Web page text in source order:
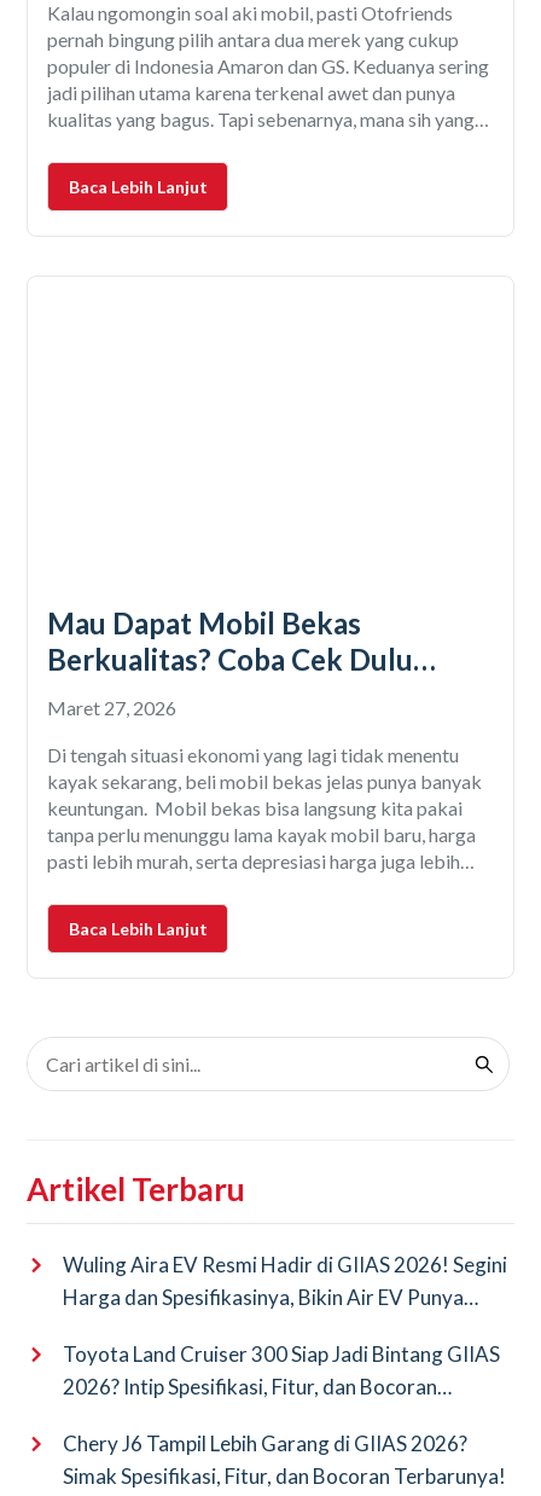
Kalau ngomongin soal aki mobil, pasti Otofriends
pernah bingung pilih antara dua merek yang cukup
populer di Indonesia Amaron dan GS. Keduanya sering
jadi pilihan utama karena terkenal awet dan punya
kualitas yang bagus. Tapi sebenarnya, mana sih yang
bahas secara santai perbandingan aki Amaron vs
Baca Lebih Lanjut
Mau Dapat Mobil Bekas
Berkualitas? Coba Cek Dulu
Garansinya!
Maret 27, 2026
Di tengah situasi ekonomi yang lagi tidak menentu
kayak sekarang, beli mobil bekas jelas punya banyak
keuntungan. Mobil bekas bisa langsung kita pakai
tanpa perlu menunggu lama kayak mobil baru, harga
pasti lebih murah, serta depresiasi harga juga lebih
ciri utama dari mobil berkualitas adalah punya garansi
mobil
Baca Lebih Lanjut
Artikel Terbaru
Wuling Aira EV Resmi Hadir di GIIAS 2026! Segini
Harga dan Spesifikasinya, Bikin Air EV Punya
Toyota Land Cruiser 300 Siap Jadi Bintang GIIAS
2026? Intip Spesifikasi, Fitur, dan Bocoran
Chery J6 Tampil Lebih Garang di GIIAS 2026?
Simak Spesifikasi, Fitur, dan Bocoran Terbarunya!